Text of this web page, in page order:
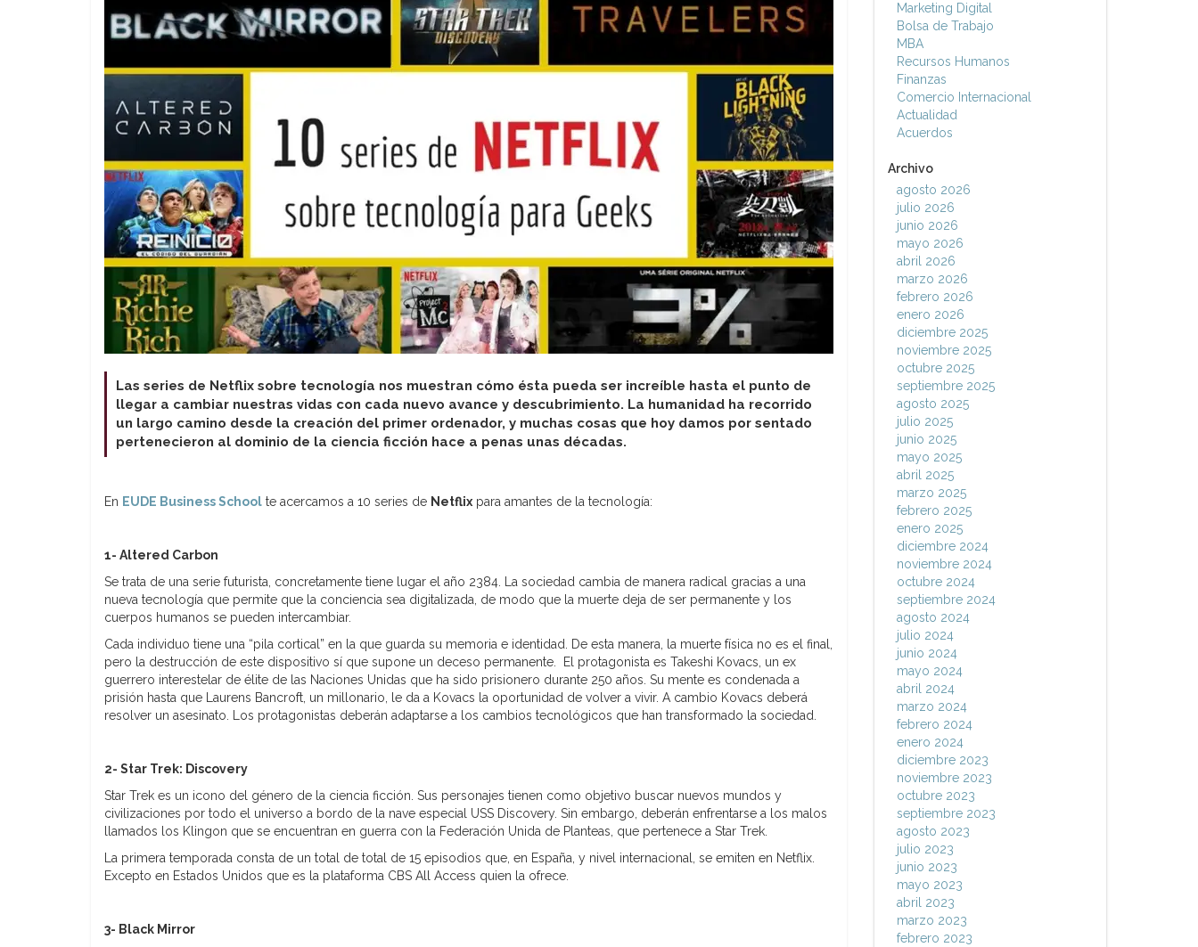
Las series de Netflix sobre tecnología nos muestran cómo ésta pueda ser increíble hasta el punto de
llegar a cambiar nuestras vidas con cada nuevo avance y descubrimiento. La humanidad ha recorrido
un largo camino desde la creación del primer ordenador, y muchas cosas que hoy damos por sentado
pertenecieron al dominio de la ciencia ficción hace a penas unas décadas.
En EUDE Business School te acercamos a 10 series de Netflix para amantes de la tecnología:
1- Altered Carbon
Se trata de una serie futurista, concretamente tiene lugar el año 2384. La sociedad cambia de manera radical gracias a una
nueva tecnología que permite que la conciencia sea digitalizada, de modo que la muerte deja de ser permanente y los
cuerpos humanos se pueden intercambiar.
Cada individuo tiene una “pila cortical” en la que guarda su memoria e identidad. De esta manera, la muerte física no es el final,
pero la destrucción de este dispositivo sí que supone un deceso permanente. El protagonista es Takeshi Kovacs, un ex
guerrero interestelar de élite de las Naciones Unidas que ha sido prisionero durante 250 años. Su mente es condenada a
prisión hasta que Laurens Bancroft, un millonario, le da a Kovacs la oportunidad de volver a vivir. A cambio Kovacs deberá
resolver un asesinato. Los protagonistas deberán adaptarse a los cambios tecnológicos que han transformado la sociedad.
2- Star Trek: Discovery
Star Trek es un icono del género de la ciencia ficción. Sus personajes tienen como objetivo buscar nuevos mundos y
civilizaciones por todo el universo a bordo de la nave especial USS Discovery. Sin embargo, deberán enfrentarse a los malos
llamados los Klingon que se encuentran en guerra con la Federación Unida de Planteas, que pertenece a Star Trek.
La primera temporada consta de un total de total de 15 episodios que, en España, y nivel internacional, se emiten en Netflix.
Excepto en Estados Unidos que es la plataforma CBS All Access quien la ofrece.
3- Black Mirror
Marketing Digital
Bolsa de Trabajo
MBA
Recursos Humanos
Finanzas
Comercio Internacional
Actualidad
Acuerdos
Archivo
agosto 2026
julio 2026
junio 2026
mayo 2026
abril 2026
marzo 2026
febrero 2026
enero 2026
diciembre 2025
noviembre 2025
octubre 2025
septiembre 2025
agosto 2025
julio 2025
junio 2025
mayo 2025
abril 2025
marzo 2025
febrero 2025
enero 2025
diciembre 2024
noviembre 2024
octubre 2024
septiembre 2024
agosto 2024
julio 2024
junio 2024
mayo 2024
abril 2024
marzo 2024
febrero 2024
enero 2024
diciembre 2023
noviembre 2023
octubre 2023
septiembre 2023
agosto 2023
julio 2023
junio 2023
mayo 2023
abril 2023
marzo 2023
febrero 2023